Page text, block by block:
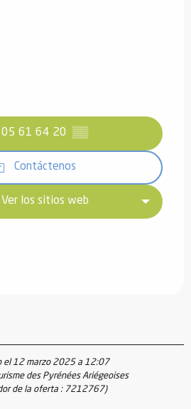
05 61 64 20 ▒▒
Contáctenos
Ver los sitios web
el 12 marzo 2025 a 12:07
des Pyrénées Ariégeoises
de la oferta : 7212767)